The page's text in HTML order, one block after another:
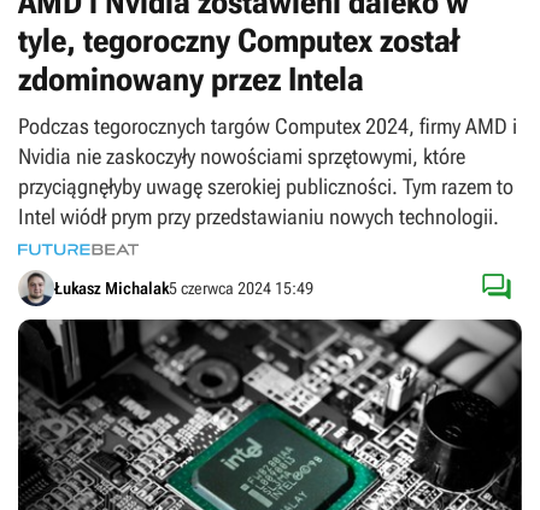
tyle, tegoroczny Computex został
zdominowany przez Intela
Podczas tegorocznych targów Computex 2024, firmy AMD i
Nvidia nie zaskoczyły nowościami sprzętowymi, które
przyciągnęłyby uwagę szerokiej publiczności. Tym razem to
Intel wiódł prym przy przedstawianiu nowych technologii.
Łukasz Michalak5 czerwca 2024 15:49 